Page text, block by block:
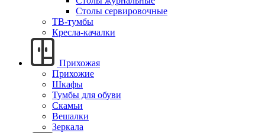
Столы сервировочные
ТВ-тумбы
Кресла-качалки
Прихожая
Прихожие
Шкафы
Тумбы для обуви
Скамьи
Вешалки
Зеркала